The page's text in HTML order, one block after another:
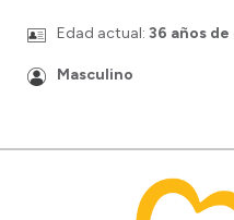
Edad actual: 36 años de
Masculino